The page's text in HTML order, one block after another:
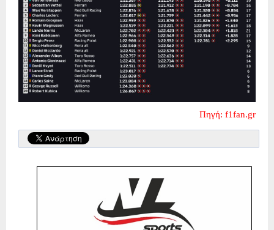
Πηγή: f1fan.gr